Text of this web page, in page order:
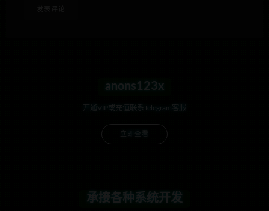
anons123x
开通VIP或充值联系Telegram客服
立即查看
承接各种系统开发